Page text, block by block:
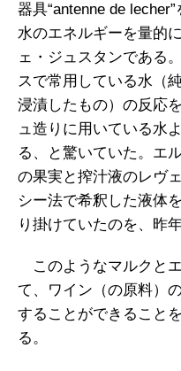
器具“antenne de
水のエネルギーを量的
ェ・ジュスタンである
スで常用している水（
浸漬したもの）の反応
ュ造りに用いている水
る、と驚いていた。エ
の果実と搾汁液のレヴ
シー法で希釈した液体
り掛けていたのを、昨
このようなマルクと
て、ワイン（の原料）
することができること
る。